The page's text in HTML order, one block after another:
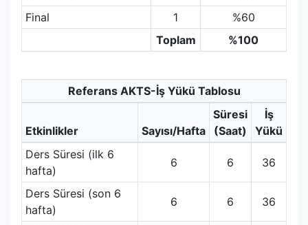
Final
1
%60
Toplam
%100
Referans AKTS-İş Yükü Tablosu
Etkinlikler Sayısı/Hafta
Süresi
(Saat)
İş
Yükü
Ders Süresi (ilk 6
hafta)
6 6 36
Ders Süresi (son 6
hafta)
6 6 36